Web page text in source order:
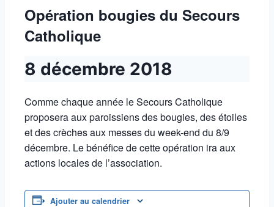
Opération bougies du Secours
Catholique
8 décembre 2018
Comme chaque année le Secours Catholique
proposera aux paroissiens des bougies, des étoiles
et des crèches aux messes du week-end du 8/9
décembre. Le bénéfice de cette opération ira aux
actions locales de l’association.
Ajouter au calendrier